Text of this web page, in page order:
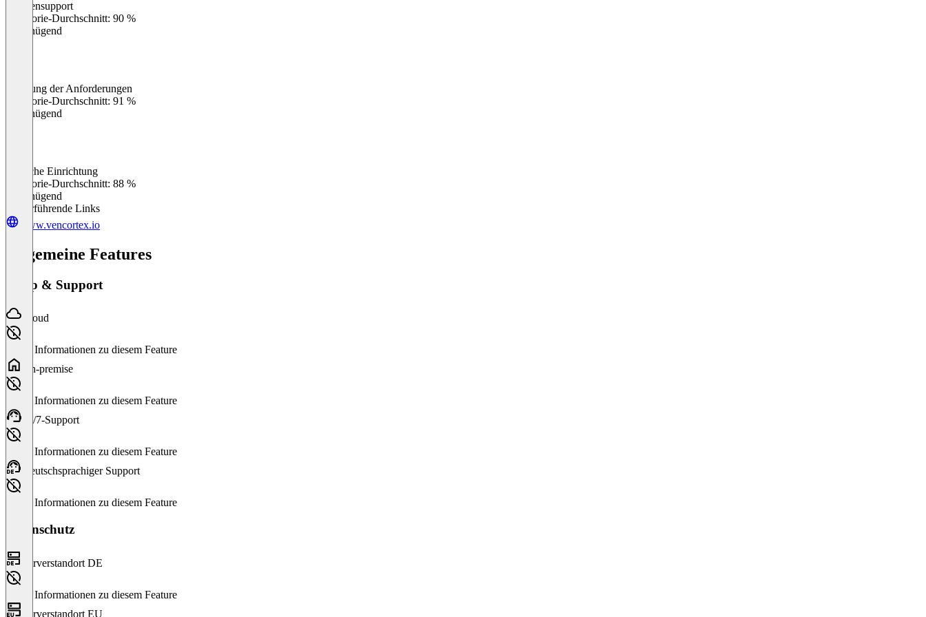
Kundensupport
Kategorie-Durchschnitt: 90 %
Ungenügend
Erfüllung der Anforderungen
Kategorie-Durchschnitt: 91 %
Ungenügend
Einfache Einrichtung
Kategorie-Durchschnitt: 88 %
Ungenügend
Weiterführende Links
www.vencortex.io
Allgemeine Features
Setup & Support
Cloud
Keine Informationen zu diesem Feature
On-premise
Keine Informationen zu diesem Feature
24/7-Support
Keine Informationen zu diesem Feature
Deutschsprachiger Support
Keine Informationen zu diesem Feature
Datenschutz
Serverstandort DE
Keine Informationen zu diesem Feature
Serverstandort EU